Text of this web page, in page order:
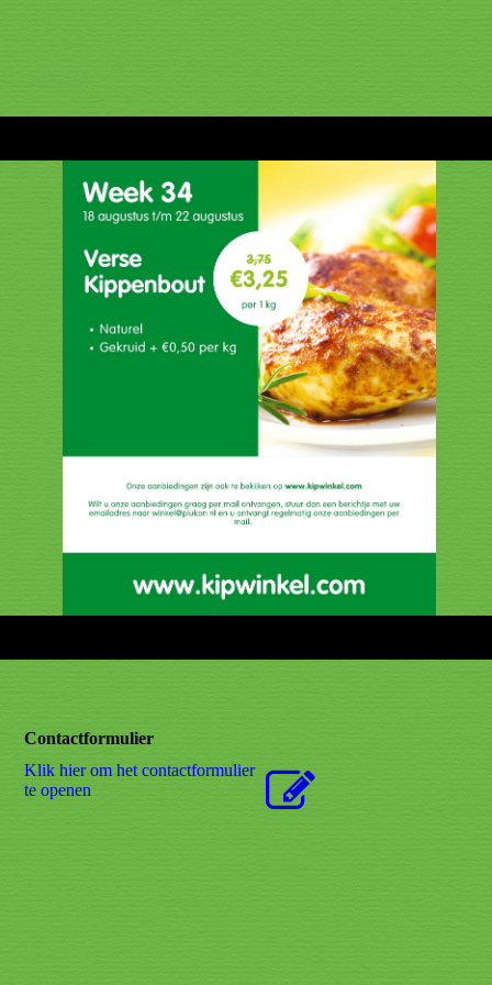
Contactformulier
Klik hier om het contactformulier
te openen